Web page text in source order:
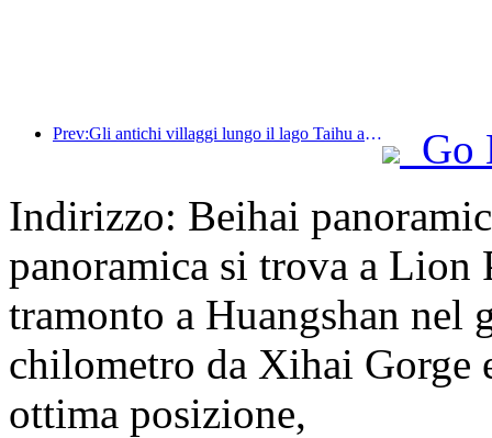
Prev:Gli antichi villaggi lungo il lago Taihu a Huzhou, nella provincia dello Zhejiang, hanno avviato lavori di ristrutturazione e ammodernamento, con un investimento di quasi 1 miliardo di yuan.
Go
Indirizzo: Beihai
panoramica si trova a Lion
tramonto a Huangshan
chilometro da Xihai Gorge
ottima posizione,